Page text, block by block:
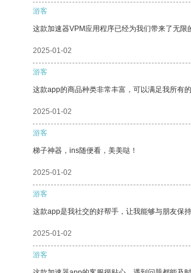
游客
这款加速器VPM应用程序已经为我们带来了无限
2025-01-02
游客
这款app的商品种类非常丰富，可以满足我所有的
2025-01-02
游客
梯子神器，ins随便看，美美哒！
2025-01-02
游客
这款app是我社交的好帮手，让我能够与朋友保
2025-01-02
游客